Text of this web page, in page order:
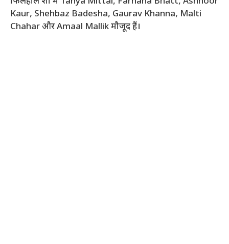
Kaur, Shehbaz Badesha, Gaurav Khanna, Malti
Chahar और Amaal Mallik मौजूद हैं।